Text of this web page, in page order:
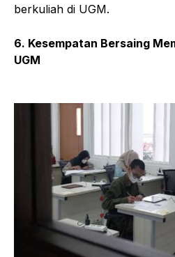
berkuliah di UGM.
6. Kesempatan Bersaing
UGM